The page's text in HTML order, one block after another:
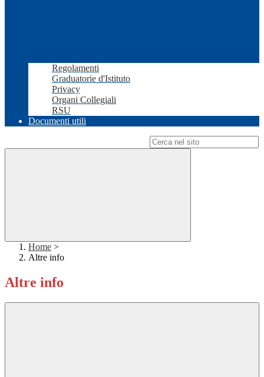
Regolamenti
Graduatorie d'Istituto
Privacy
Organi Collegiali
RSU
Documenti utili
Home >
Altre info
Altre info